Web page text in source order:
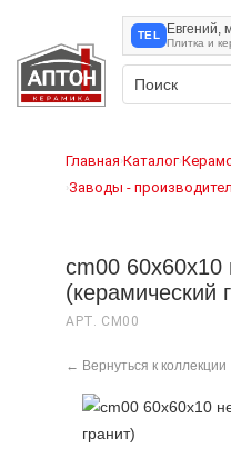
TEL Евгений,
Плитка и
Главная›Каталог›
›Заводы -
cm00 60x60x10
(керамический
АРТ. CM00
← Вернуться к коллекции